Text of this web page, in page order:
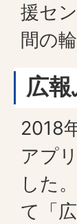
援セ
間の
広
2018
アプ
した
て「